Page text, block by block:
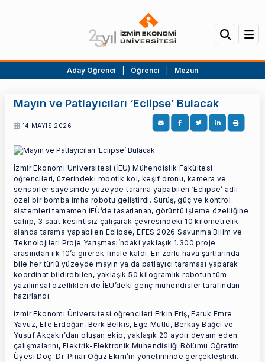
Aday Öğrenci Öğrenci Mezun
Mayın ve Patlayıcıları ‘Eclipse’ Bulacak
14 MAYIS 2026
İzmir Ekonomi Üniversitesi (İEÜ) Mühendislik Fakültesi
öğrencileri, üzerindeki robotik kol, keşif dronu, kamera ve
sensörler sayesinde yüzeyde tarama yapabilen ‘Eclipse’ adlı
özel bir bomba imha robotu geliştirdi. Sürüş, güç ve kontrol
sistemleri tamamen İEÜ’de tasarlanan, görüntü işleme özelliğine
sahip, 3 saat kesintisiz çalışarak çevresindeki 10 kilometrelik
alanda tarama yapabilen Eclipse, EFES 2026 Savunma Bilim ve
Teknolojileri Proje Yarışması’ndaki yaklaşık 1.300 proje
arasından ilk 10’a girerek finale kaldı. En zorlu hava şartlarında
bile her türlü yüzeyde mayın ya da patlayıcı taraması yaparak
koordinat bildirebilen, yaklaşık 50 kilogramlık robotun tüm
yazılımsal özellikleri de İEÜ’deki genç mühendisler tarafından
hazırlandı.
İzmir Ekonomi Üniversitesi öğrencileri Erkin Eriş, Faruk Emre
Yavuz, Efe Erdoğan, Berk Belkıs, Ege Mutlu, Berkay Bağcı ve
Yusuf Akçakır’dan oluşan ekip, yaklaşık 20 aydır devam eden
çalışmalarını, Elektrik-Elektronik Mühendisliği Bölümü Öğretim
Üyesi Doç. Dr. Pınar Oğuz Ekim’in yönetiminde gerçekleştirdi.